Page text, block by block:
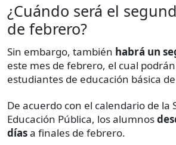
¿Cuándo será el
de febrero?
Sin embargo, también habrá un
este mes de febrero, el cual
estudiantes de educación básica de
De acuerdo con el calendario de la
Educación Pública, los alumnos
díasa finales de febrero.